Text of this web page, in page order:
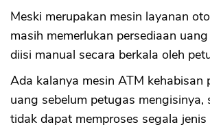
Meski merupakan mesin layanan
masih memerlukan persediaan
diisi manual secara berkala oleh
Ada kalanya mesin ATM kehabisan
uang sebelum petugas mengisinya,
tidak dapat memproses segala